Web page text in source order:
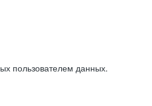
пользователем данных.